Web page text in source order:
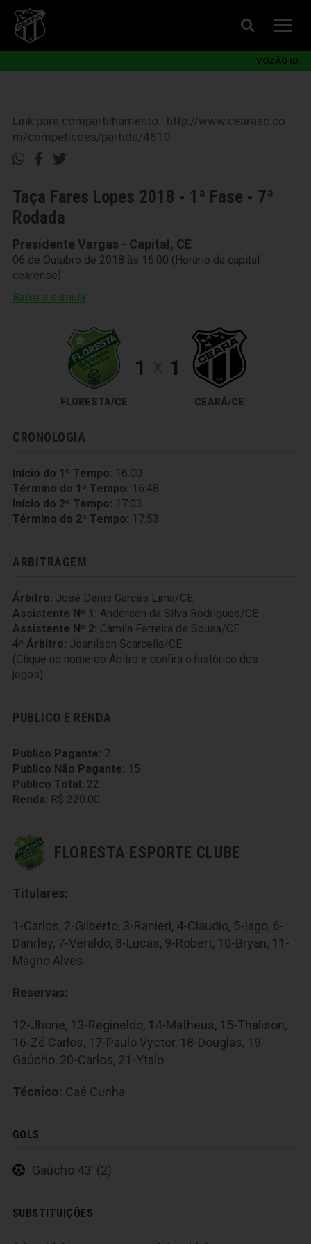
VOZÃO ID
Link para compartilhamento:: http://www.cearasc.co
m/competicoes/partida/4810
Taça Fares Lopes 2018 - 1ª Fase - 7ª
Rodada
Presidente Vargas - Capital, CE
06 de Outubro de 2018 às 16:00 (Horário da capital
cearense)
Baixe a súmula
FLORESTA/CE
1 1
CEARÁ/CE
CRONOLOGIA
Início do 1º Tempo: 16:00
Término do 1º Tempo: 16:48
Início do 2º Tempo: 17:03
Término do 2º Tempo: 17:53
ARBITRAGEM
Árbitro: José Denis Garcês Lima/CE
Assistente Nº 1: Anderson da Silva Rodrigues/CE
Assistente Nº 2: Camila Ferreira de Sousa/CE
4º Árbitro: Joanilson Scarcella/CE
(Clique no nome do Ábitro e confira o histórico dos
jogos)
PUBLICO E RENDA
Publico Pagante: 7
Publico Não Pagante: 15
Publico Total: 22
Renda: R$ 220.00
FLORESTA ESPORTE CLUBE
Titulares:
1-Carlos, 2-Gilberto, 3-Ranieri, 4-Claudio, 5-Iago, 6-
Danrley, 7-Veraldo, 8-Lucas, 9-Robert, 10-Bryan, 11-
Magno Alves
Reservas:
12-Jhone, 13-Regineldo, 14-Matheus, 15-Thalison,
16-Zé Carlos, 17-Paulo Vyctor, 18-Douglas, 19-
Gaúcho, 20-Carlos, 21-Ytalo
Técnico: Caé Cunha
GOLS
Gaúcho 43' (2)
SUBSTITUIÇÕES